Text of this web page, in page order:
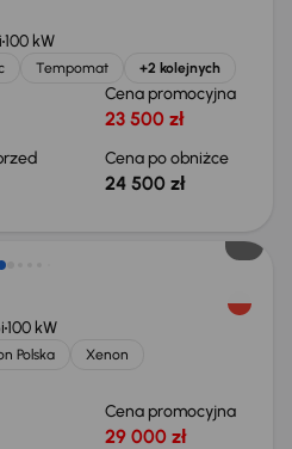
100 kW
Tempomat +2 kolejnych
Cena promocyjna
23 500 zł
Cena po obniżce
24 500 zł
100 kW
Polska
Xenon
Cena promocyjna
29 000 zł